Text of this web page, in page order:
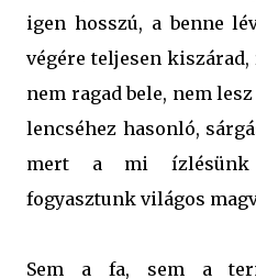
igen hosszú, a benne
végére teljesen
nem ragad bele, nem
lencséhez hasonló,
mert a mi ízlésünk
fogyasztunk világos
Sem a fa, sem a